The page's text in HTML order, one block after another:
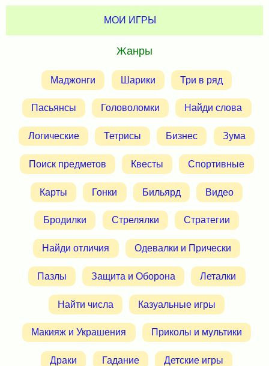
МОИ ИГРЫ
Жанры
Маджонги Шарики Три в ряд
Пасьянсы Головоломки Найди слова
Логические Тетрисы Бизнес Зума
Поиск предметов Квесты Спортивные
Карты Гонки Бильярд Видео
Бродилки Стрелялки Стратегии
Найди отличия Одевалки и Прически
Пазлы Защита и Оборона Леталки
Найти числа Казуальные игры
Макияж и Украшения Приколы и мультики
Драки Гадание Детские игры